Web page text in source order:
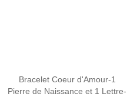
Bracelet Coeur d'Amour-1
Pierre de Naissance et 1 Lettre-